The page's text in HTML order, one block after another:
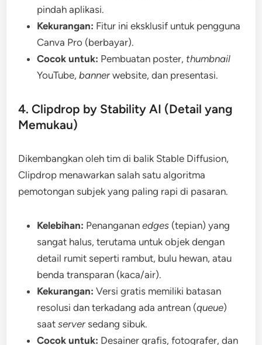
pindah aplikasi.
Kekurangan: Fitur ini eksklusif untuk pengguna
Canva Pro (berbayar).
Cocok untuk: Pembuatan poster, thumbnail
YouTube,banner website, dan presentasi.
4. Clipdrop by Stability AI (Detail yang
Memukau)
Dikembangkan oleh tim di balik Stable Diffusion,
Clipdrop menawarkan salah satu algoritma
pemotongan subjek yang paling rapi di pasaran.
Kelebihan: Penangananedges (tepian) yang
sangat halus, terutama untuk objek dengan
detail rumit seperti rambut, bulu hewan, atau
benda transparan (kaca/air).
Kekurangan: Versi gratis memiliki batasan
resolusi dan terkadang ada antrean (queue)
saatserver sedang sibuk.
Cocok untuk: Desainer grafis, fotografer, dan